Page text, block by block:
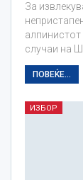
За
случаи на
ПОВЕЌЕ...
ИЗБОР